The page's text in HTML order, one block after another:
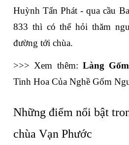
Huỳnh Tấn Phát - qua cầu
833 thì có thể hỏi thăm
đường tới chùa.
>>> Xem thêm: Làng
Tinh Hoa Của Nghề Gốm
Những điểm nổi bật
chùa Vạn Phước